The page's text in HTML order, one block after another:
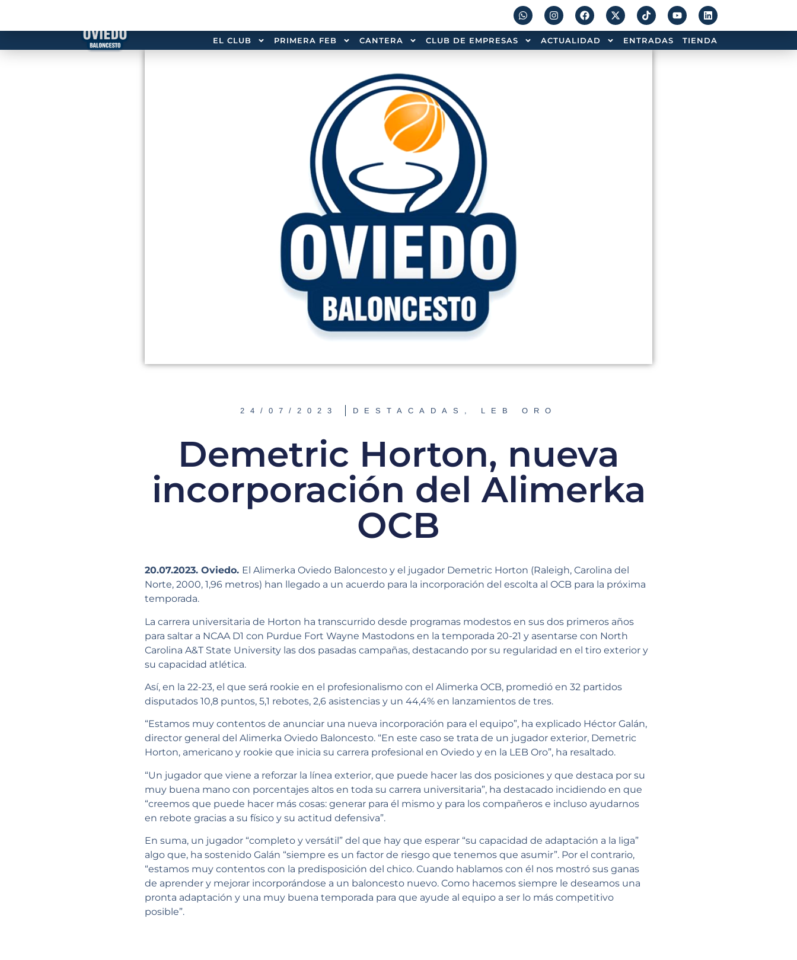
EL CLUB PRIMERA FEB CANTERA CLUB DE EMPRESAS ACTUALIDAD ENTRADAS TIENDA
24/07/2023 DESTACADAS , LEB ORO
Demetric Horton, nueva
incorporación del Alimerka
OCB
20.07.2023. Oviedo. El Alimerka Oviedo Baloncesto y el jugador Demetric Horton (Raleigh, Carolina del
Norte, 2000, 1,96 metros) han llegado a un acuerdo para la incorporación del escolta al OCB para la próxima
temporada.
La carrera universitaria de Horton ha transcurrido desde programas modestos en sus dos primeros años
para saltar a NCAA D1 con Purdue Fort Wayne Mastodons en la temporada 20-21 y asentarse con North
Carolina A&T State University las dos pasadas campañas, destacando por su regularidad en el tiro exterior y
su capacidad atlética.
Así, en la 22-23, el que será rookie en el profesionalismo con el Alimerka OCB, promedió en 32 partidos
disputados 10,8 puntos, 5,1 rebotes, 2,6 asistencias y un 44,4% en lanzamientos de tres.
“Estamos muy contentos de anunciar una nueva incorporación para el equipo”, ha explicado Héctor Galán,
director general del Alimerka Oviedo Baloncesto. “En este caso se trata de un jugador exterior, Demetric
Horton, americano y rookie que inicia su carrera profesional en Oviedo y en la LEB Oro”, ha resaltado.
“Un jugador que viene a reforzar la línea exterior, que puede hacer las dos posiciones y que destaca por su
muy buena mano con porcentajes altos en toda su carrera universitaria”, ha destacado incidiendo en que
“creemos que puede hacer más cosas: generar para él mismo y para los compañeros e incluso ayudarnos
en rebote gracias a su físico y su actitud defensiva”.
En suma, un jugador “completo y versátil” del que hay que esperar “su capacidad de adaptación a la liga”
algo que, ha sostenido Galán “siempre es un factor de riesgo que tenemos que asumir”. Por el contrario,
“estamos muy contentos con la predisposición del chico. Cuando hablamos con él nos mostró sus ganas
de aprender y mejorar incorporándose a un baloncesto nuevo. Como hacemos siempre le deseamos una
pronta adaptación y una muy buena temporada para que ayude al equipo a ser lo más competitivo
posible”.